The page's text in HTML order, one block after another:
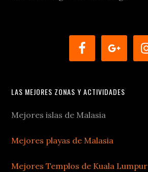
LAS MEJORES ZONAS Y ACTIVIDADES
Mejores islas de Malasia
Mejores playas de Malasia
Mejores Templos de Kuala Lumpur